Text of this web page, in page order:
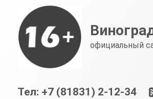
содержимому
официальный
Тел: +7 (81831) 2-12-34